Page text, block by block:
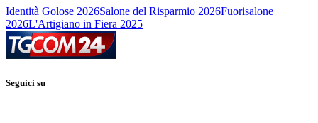
Identità Golose 2026Salone del Risparmio 2026Fuorisalone
2026L'Artigiano in Fiera 2025
Seguici su